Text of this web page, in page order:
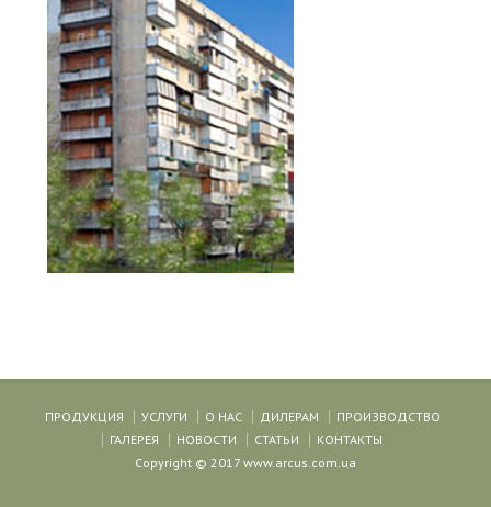
ПРОДУКЦИЯ УСЛУГИ О НАС ДИЛЕРАМ
ПРОИЗВОДСТВО
ГАЛЕРЕЯ
НОВОСТИ СТАТЬИ
КОНТАКТЫ
Copyright © 2017 www.arcus.com.ua